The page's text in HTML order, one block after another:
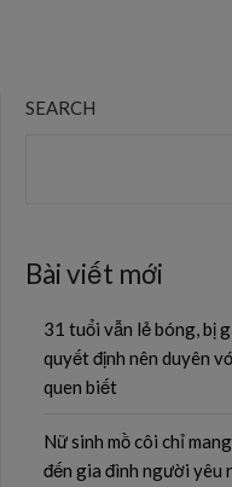
SEARCH
Bài viết mới
31 tuổi vẫn lẻ bóng, bị
quyết định nên duyên
quen biết
Nữ sinh mồ côi chỉ
đến gia đình người yêu